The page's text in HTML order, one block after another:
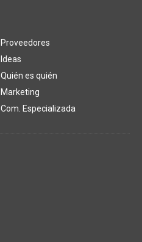
Proveedores
Ideas
Quién es quién
Marketing
Com. Especializada